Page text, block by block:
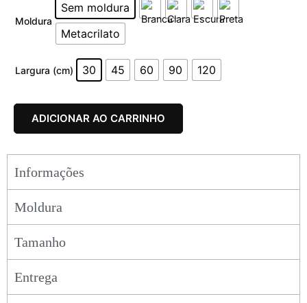
Moldura
Sem moldura
Metacrilato
Largura (cm) 30 45 60 90 120
ADICIONAR AO CARRINHO
Informações
Moldura
Tamanho
Entrega